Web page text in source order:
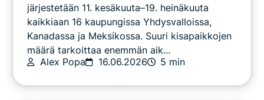
järjestetään 11. kesäkuuta–19. heinäkuuta
kaikkiaan 16 kaupungissa Yhdysvalloissa,
Kanadassa ja Meksikossa. Suuri kisapaikkojen
määrä tarkoittaa enemmän aik...
Alex Popa
16.06.2026 5 min